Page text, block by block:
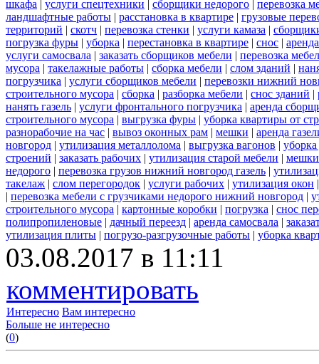
шкафа | услуги спецтехники | сборщики недорого | перевозка
ландшафтные работы | расстановка в квартире | грузовые
территорий | скотч | перевозка стенки | услуги камаза |
погрузка фуры | уборка | перестановка в квартире | снос |
услуги самосвала | заказать сборщиков мебели | перевозка
мусора | такелажные работы | сборка мебели | слом зданий |
погрузчика | услуги сборщиков мебели | перевозки нижний
строительного мусора | сборка | разборка мебели | снос зданий |
нанять газель | услуги фронтального погрузчика | аренда
строительного мусора | выгрузка фуры | уборка квартиры от
разнорабочие на час | вывоз оконных рам | мешки | аренда
новгород | утилизация металлолома | выгрузка вагонов |
строений | заказать рабочих | утилизация старой мебели |
недорого | перевозка грузов нижний новгород газель |
такелаж | слом перегородок | услуги рабочих | утилизация окон
| перевозка мебели с грузчиками недорого нижний новгород |
строительного мусора | картонные коробки | погрузка | снос
полипропиленовые | дачный переезд | аренда самосвала |
утилизация плиты | погрузо-разгрузочные работы | уборка
03.08.2017 в 11:11
комментировать
Интересно Вам интересно
Больше не интересно
(0)